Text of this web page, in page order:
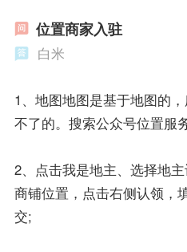
位置商家入驻
白米
1、地图地图是基于地图的
不了的。搜索公众号位置服
2、点击我是地主、选择地
商铺位置，点击右侧认领，
交;